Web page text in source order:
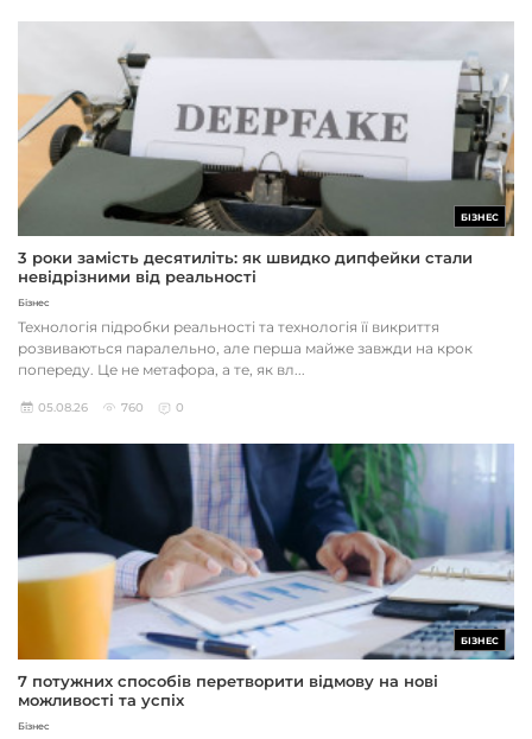
БІЗНЕС
3 роки замість десятиліть: як швидко дипфейки стали
невідрізними від реальності
Бізнес
Технологія підробки реальності та технологія її викриття
розвиваються паралельно, але перша майже завжди на крок
попереду. Це не метафора, а те, як вл...
05.08.26 760 0
БІЗНЕС
7 потужних способів перетворити відмову на нові
можливості та успіх
Бізнес